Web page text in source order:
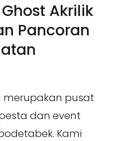
Akrilik
Pancoran
merupakan pusat
dan event
Kami